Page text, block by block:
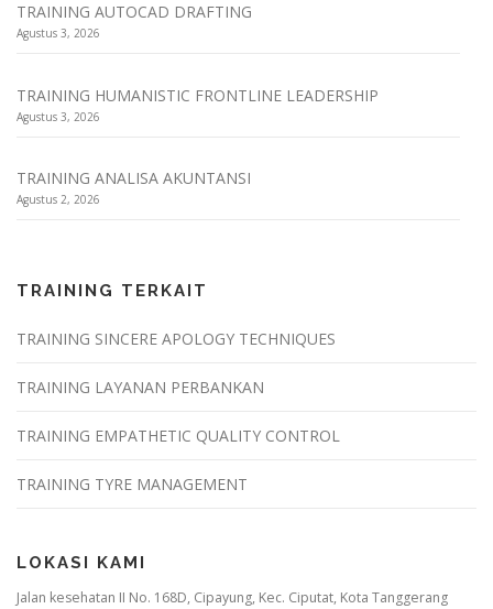
TRAINING AUTOCAD DRAFTING
Agustus 3, 2026
TRAINING HUMANISTIC FRONTLINE LEADERSHIP
Agustus 3, 2026
TRAINING ANALISA AKUNTANSI
Agustus 2, 2026
TRAINING TERKAIT
TRAINING SINCERE APOLOGY TECHNIQUES
TRAINING LAYANAN PERBANKAN
TRAINING EMPATHETIC QUALITY CONTROL
TRAINING TYRE MANAGEMENT
LOKASI KAMI
Jalan kesehatan II No. 168D, Cipayung, Kec. Ciputat, Kota Tanggerang